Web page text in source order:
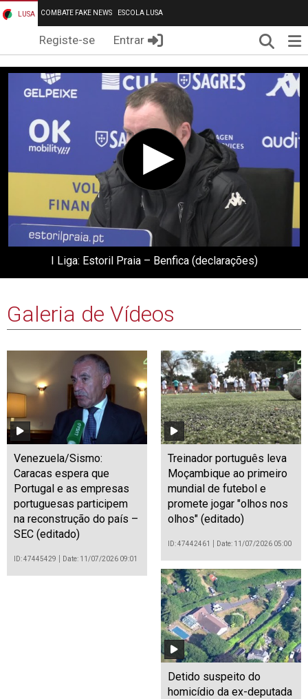
LUSA COMBATE FAKE NEWS ESCOLA LUSA
Registe-se Entrar
I Liga: Estoril Praia – Benfica (declarações)
Galeria de Vídeos
Venezuela/Sismo:
Caracas espera que
Portugal e as empresas
portuguesas participem
na reconstrução do país –
SEC (editado)
ID: 47445429 Date: 11/07/2026 09:01
Treinador português leva
Moçambique ao primeiro
mundial de futebol e
promete jogar "olhos nos
olhos" (editado)
ID: 47442461 Date: 11/07/2026 05:00
Detido suspeito do
homicídio da ex-deputada